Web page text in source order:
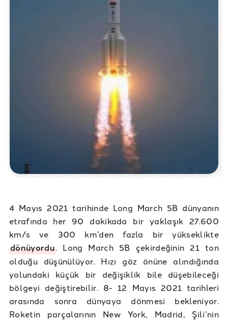
4 Mayıs 2021 tarihinde Long March 5B dünyanın
etrafında her 90 dakikada bir yaklaşık 27.600
km/s ve 300 km’den fazla bir yükseklikte
dönüyordu. Long March 5B çekirdeğinin 21 ton
olduğu düşünülüyor. Hızı göz önüne alındığında
yolundaki küçük bir değişiklik bile düşebileceği
bölgeyi değiştirebilir. 8- 12 Mayıs 2021 tarihleri
arasında sonra dünyaya dönmesi bekleniyor.
Roketin parçalarının New York, Madrid, Şili’nin